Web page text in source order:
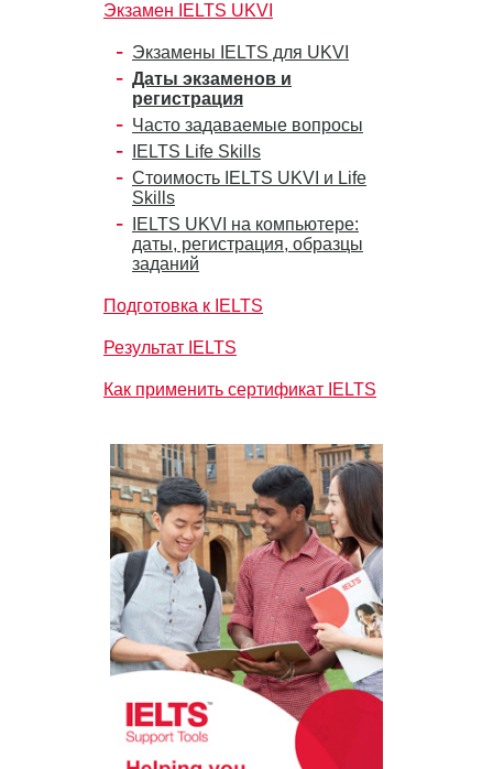
Экзамен IELTS UKVI
Экзамены IELTS для UKVI
Даты экзаменов и
регистрация
Часто задаваемые вопросы
IELTS Life Skills
Стоимость IELTS UKVI и Life
Skills
IELTS UKVI на компьютере:
даты, регистрация, образцы
заданий
Подготовка к IELTS
Результат IELTS
Как применить сертификат IELTS